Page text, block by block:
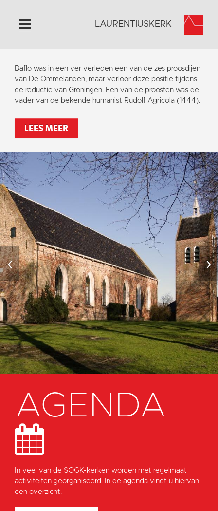
Home
Algemeen
Historie
Activiteiten
Contact
Vaktaal
LAURENTIUSKERK
Baflo was in een ver verleden een van de zes proosdijen
van De Ommelanden, maar verloor deze positie tijdens
de reductie van Groningen. Een van de proosten was de
vader van de bekende humanist Rudolf Agricola (1444).
LEES MEER
‹ ›
AGENDA
In veel van de SOGK-kerken worden met regelmaat
activiteiten georganiseerd. In de agenda vindt u hiervan
een overzicht.